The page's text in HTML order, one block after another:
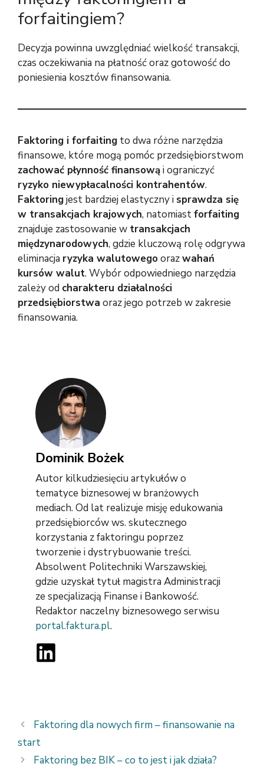
forfaitingiem?
Decyzja powinna uwzględniać wielkość transakcji,
czas oczekiwania na płatność oraz gotowość do
poniesienia kosztów finansowania.
Faktoring i forfaiting to dwa różne narzędzia
finansowe, które mogą pomóc przedsiębiorstwom
zachować płynność finansowąi ograniczyć
ryzyko niewypłacalności kontrahentów.
Faktoringjest bardziej elastyczny i sprawdza się
w transakcjach krajowych, natomiastforfaiting
znajduje zastosowanie w transakcjach
międzynarodowych, gdzie kluczową rolę odgrywa
eliminacja ryzyka walutowegoorazwahań
kursów walut. Wybór odpowiedniego narzędzia
zależy od charakteru działalności
przedsiębiorstwa oraz jego potrzeb w zakresie
finansowania.
Dominik Bożek
Autor kilkudziesięciu artykułów o
tematyce biznesowej w branżowych
mediach. Od lat realizuje misję edukowania
przedsiębiorców ws. skutecznego
korzystania z faktoringu poprzez
tworzenie i dystrybuowanie treści.
Absolwent Politechniki Warszawskiej,
gdzie uzyskał tytuł magistra Administracji
ze specjalizacją Finanse i Bankowość.
Redaktor naczelny biznesowego serwisu
portal.faktura.pl.
Faktoring dla nowych firm – finansowanie na
start
Faktoring bez BIK – co to jest i jak działa?